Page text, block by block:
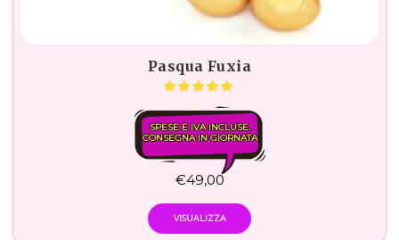
Pasqua Fuxia
SPESE E IVA INCLUSE.
CONSEGNA IN GIORNATA
€49,00
VISUALIZZA